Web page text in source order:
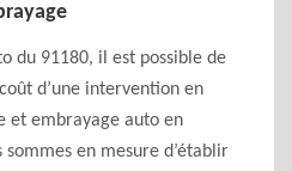
du 91180, il est possible de
d’une intervention en
et embrayage auto en
en mesure d’établir